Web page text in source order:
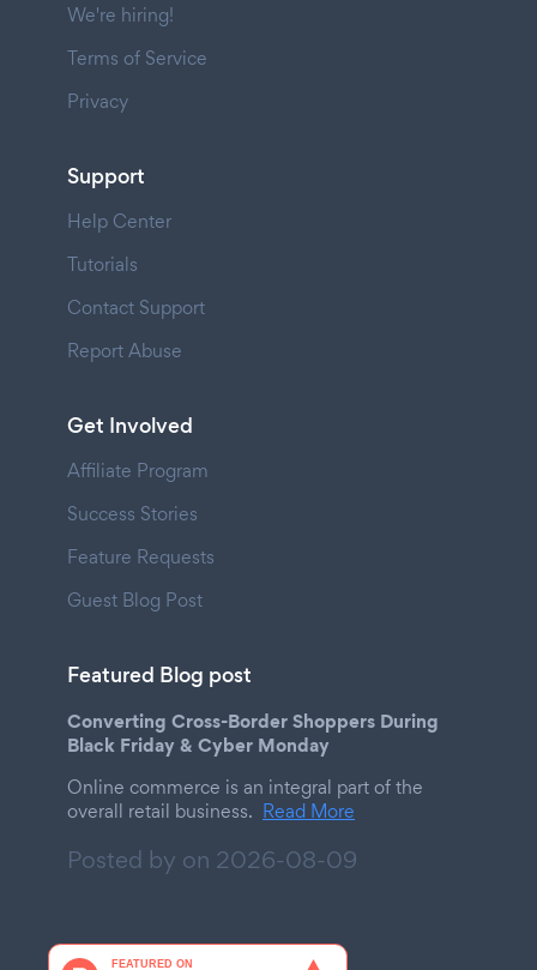
We're hiring!
Terms of Service
Privacy
Support
Help Center
Tutorials
Contact Support
Report Abuse
Get Involved
Affiliate Program
Success Stories
Feature Requests
Guest Blog Post
Featured Blog post
Converting Cross-Border Shoppers During
Black Friday & Cyber Monday
Online commerce is an integral part of the
overall retail business. Read More
Posted by on 2026-08-09